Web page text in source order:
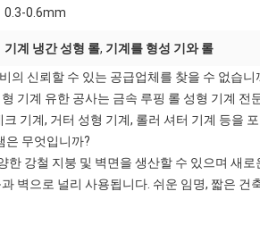
0.3-0.6mm
기계 냉간 성형 롤, 기계를 형성 기와 롤
의 신뢰할 수 있는 공급업체를 찾을 수 없습
기계 유한 공사는 금속 루핑 롤 성형 기계 전
크 기계, 거터 성형 기계, 롤러 셔터 기계 등을
은 무엇입니까?
한 강철 지붕 및 벽면을 생산할 수 있으며 새
벽으로 널리 사용됩니다. 쉬운 임명, 짧은